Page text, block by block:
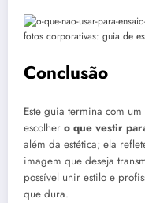
Conclusão
Este guia termina com
escolher o que vestir
além da estética; ela
imagem que deseja
possível unir estilo e
que dura.